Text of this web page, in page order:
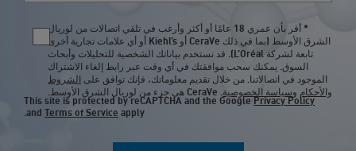
Newsletter policy * أقر بأن عمري 18 عامًا أو أكثر وأرغب في تلقي اتصالات من لوريال
الشرق الأوسط (بما في ذلك CeraVe أو Kiehl’s أو أي علامات تجارية أخرى
تابعة لشركة L’Oréal). قد نستخدم بياناتك الشخصية للتحليلات وأبحاث
السوق. يمكنك سحب موافقتك في أي وقت عبر رابط إلغاء الاشتراك
الموجود في اتصالاتنا. من خلال تقديم معلوماتك، فإنك توافق على الشروط
والأحكام وسياسة الخصوصية. CeraVe هي جزء من لوريال الشرق الأوسط.
This site is protected by reCAPTCHA and the GooglePrivacy Policy
and Terms of Service apply.